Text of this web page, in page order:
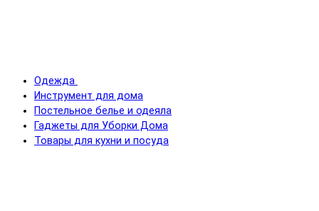
Одежда
Инструмент для дома
Постельное белье и одеяла
Гаджеты для Уборки Дома
Товары для кухни и посуда